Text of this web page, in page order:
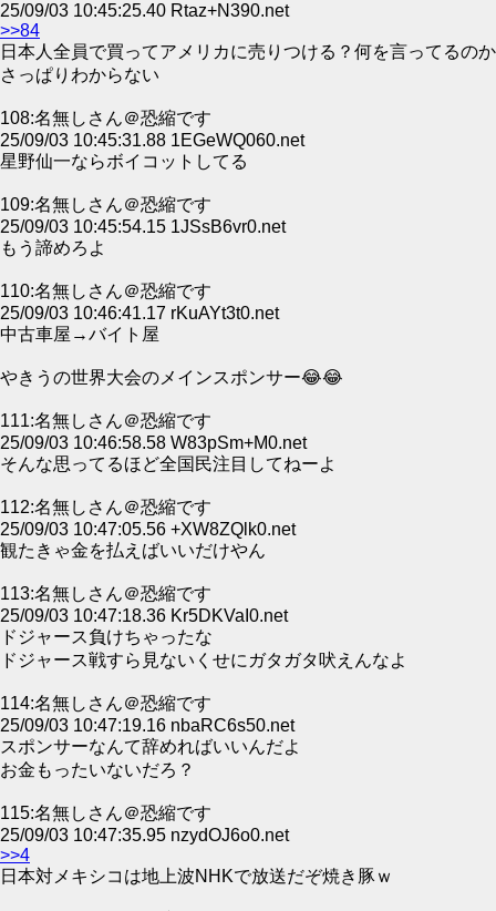
25/09/03 10:45:25.40 Rtaz+N390.net
>>84
日本人全員で買ってアメリカに売りつける？何を言ってるのか
さっぱりわからない
108:名無しさん＠恐縮です
25/09/03 10:45:31.88 1EGeWQ060.net
星野仙一ならボイコットしてる
109:名無しさん＠恐縮です
25/09/03 10:45:54.15 1JSsB6vr0.net
もう諦めろよ
110:名無しさん＠恐縮です
25/09/03 10:46:41.17 rKuAYt3t0.net
中古車屋→バイト屋
やきうの世界大会のメインスポンサー😂😂
111:名無しさん＠恐縮です
25/09/03 10:46:58.58 W83pSm+M0.net
そんな思ってるほど全国民注目してねーよ
112:名無しさん＠恐縮です
25/09/03 10:47:05.56 +XW8ZQlk0.net
観たきゃ金を払えばいいだけやん
113:名無しさん＠恐縮です
25/09/03 10:47:18.36 Kr5DKVaI0.net
ドジャース負けちゃったな
ドジャース戦すら見ないくせにガタガタ吠えんなよ
114:名無しさん＠恐縮です
25/09/03 10:47:19.16 nbaRC6s50.net
スポンサーなんて辞めればいいんだよ
お金もったいないだろ？
115:名無しさん＠恐縮です
25/09/03 10:47:35.95 nzydOJ6o0.net
>>4
日本対メキシコは地上波NHKで放送だぞ焼き豚ｗ